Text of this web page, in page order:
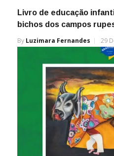
Livro de educação
bichos dos campos
By Luzimara Fernandes 29